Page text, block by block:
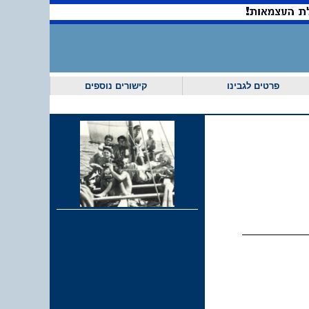
קישורים נוספים פרטים לגבינו